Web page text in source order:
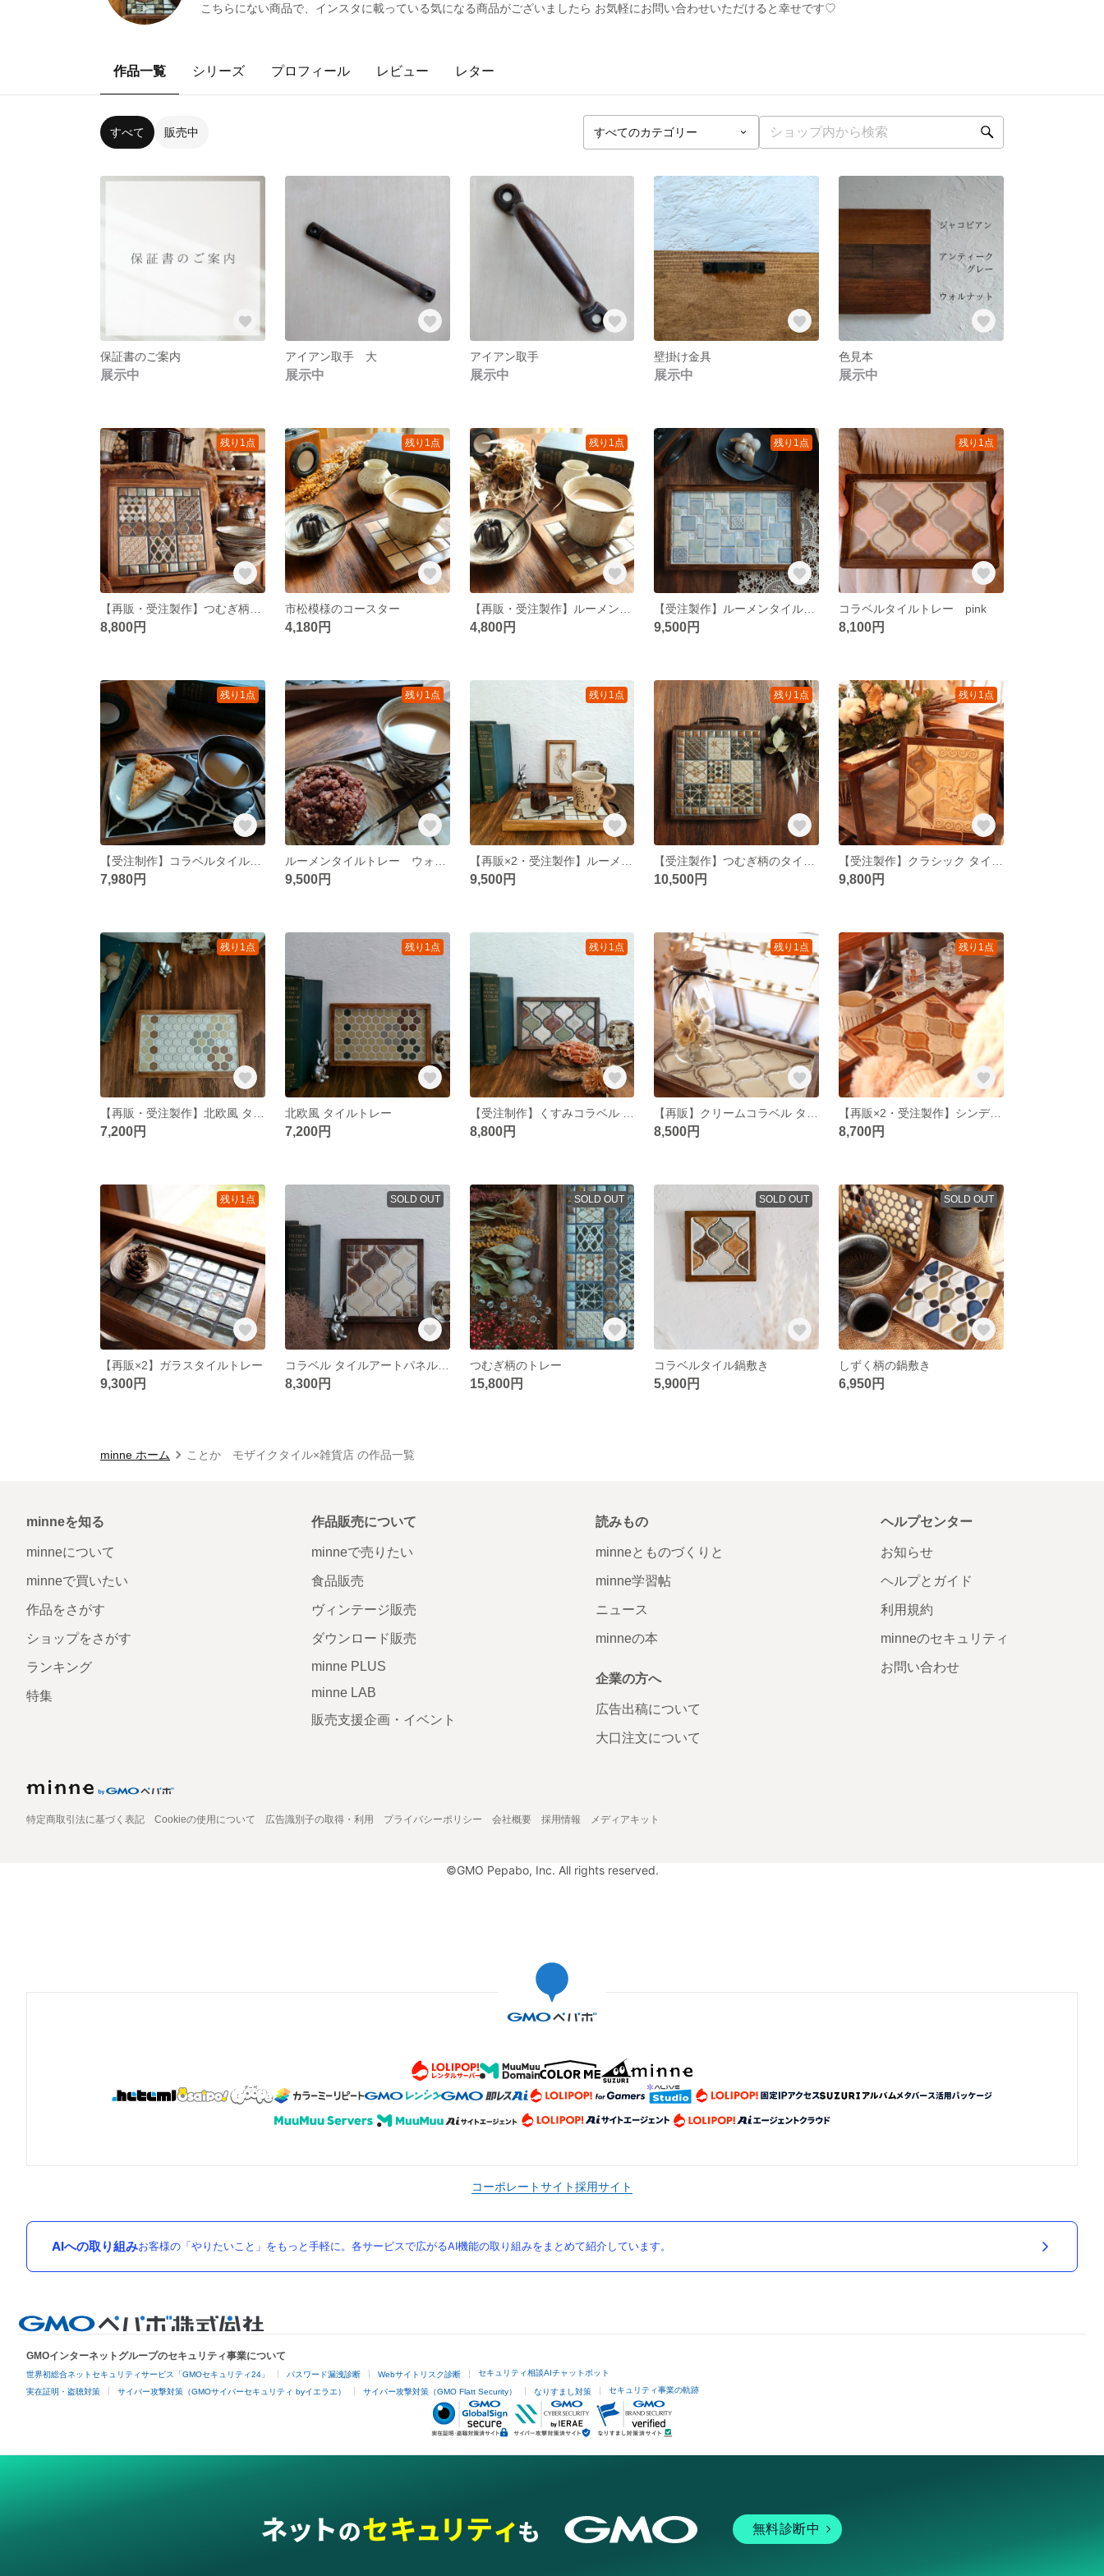
こちらにない商品で、インスタに載っている気になる商品がございましたら お気軽にお問い合わせいただけると幸せです♡
作品一覧 シリーズ プロフィール レビュー レター
すべて 販売中
保証書のご案内
展示中
アイアン取手 大
展示中
アイアン取手
展示中
壁掛け金具
展示中
色見本
展示中
残り1点
8,800円
残り1点
市松模様のコースター
4,180円
残り1点
4,800円
残り1点
9,500円
残り1点
コラベルタイルトレー pink
8,100円
残り1点
7,980円
残り1点
9,500円
残り1点
9,500円
残り1点
10,500円
残り1点
9,800円
残り1点
7,200円
残り1点
北欧風 タイルトレー
7,200円
残り1点
8,800円
残り1点
8,500円
残り1点
【再販×2・受注製作】シンデレラMIX タイルトレー
8,700円
残り1点
【再販×2】ガラスタイルトレー
9,300円
SOLD OUT
コラベル タイルアートパネル ✼ 鍋敷き
8,300円
SOLD OUT
つむぎ柄のトレー
15,800円
SOLD OUT
コラベルタイル鍋敷き
5,900円
SOLD OUT
しずく柄の鍋敷き
6,950円
minne ホーム ことか モザイクタイル×雑貨店 の作品一覧
minneを知る
minneについて
minneで買いたい
作品をさがす
ショップをさがす
ランキング
特集
作品販売について
minneで売りたい
食品販売
ヴィンテージ販売
ダウンロード販売
minne PLUS
minne LAB
販売支援企画・イベント
読みもの
minneとものづくりと
minne学習帖
ニュース
minneの本
企業の方へ
広告出稿について
大口注文について
ヘルプセンター
お知らせ
ヘルプとガイド
利用規約
minneのセキュリティ
お問い合わせ
特定商取引法に基づく表記 Cookieの使用について 広告識別子の取得・利用 プライバシーポリシー 会社概要 採用情報 メディアキット
©GMO Pepabo, Inc. All rights reserved.
コーポレートサイト採用サイト
AIへの取り組みお客様の「やりたいこと」をもっと手軽に。各サービスで広がるAI機能の取り組みをまとめて紹介しています。
GMOインターネットグループのセキュリティ事業について
世界初総合ネットセキュリティサービス「GMOセキュリティ24」 パスワード漏洩診断 Webサイトリスク診断 セキュリティ相談AIチャットボット
実在証明・盗聴対策 サイバー攻撃対策（GMOサイバーセキュリティ byイエラエ） サイバー攻撃対策（GMO Flatt Security） なりすまし対策 セキュリティ事業の軌跡
無料診断中